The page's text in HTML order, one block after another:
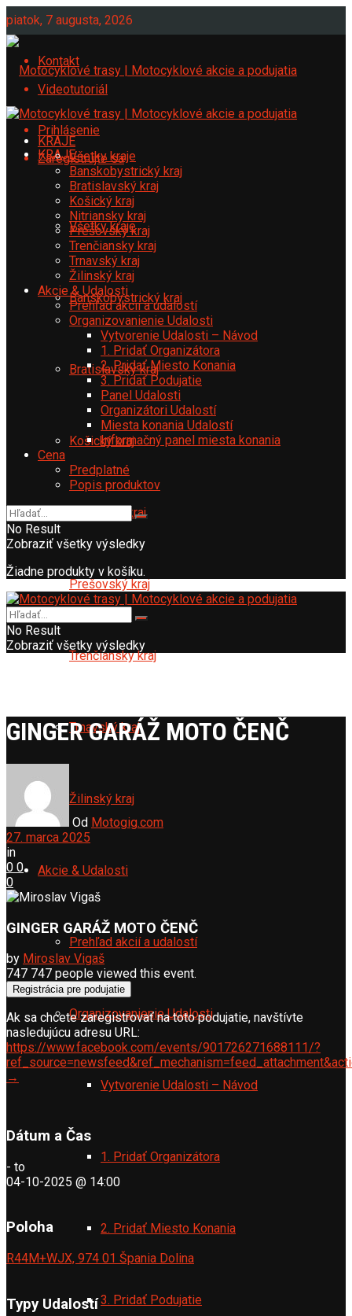
piatok, 7 augusta, 2026
Kontakt
Videotutoriál
Prihlásenie
Zaregistrujte sa
KRAJE
Všetky kraje
Banskobystrický kraj
Bratislavský kraj
Košický kraj
Nitriansky kraj
Prešovský kraj
Trenčiansky kraj
Trnavský kraj
Žilinský kraj
Akcie & Udalosti
Prehľad akcií a udalostí
Organizovanienie Udalosti
Vytvorenie Udalosti – Návod
1. Pridať Organizátora
2. Pridať Miesto Konania
3. Pridať Podujatie
KRAJE
Všetky kraje
Banskobystrický kraj
Bratislavský kraj
Košický kraj
Nitriansky kraj
Prešovský kraj
Trenčiansky kraj
Trnavský kraj
Žilinský kraj
Akcie & Udalosti
Prehľad akcií a udalostí
Organizovanienie Udalosti
Vytvorenie Udalosti – Návod
1. Pridať Organizátora
2. Pridať Miesto Konania
3. Pridať Podujatie
Panel Udalosti
Organizátori Udalostí
Miesta konania Udalostí
Informačný panel miesta konania
Cena
Predplatné
Popis produktov
No Result
Zobraziť všetky výsledky
Žiadne produkty v košíku.
No Result
Zobraziť všetky výsledky
GINGER GARÁŽ MOTO ČENČ
Od Motogig.com
27. marca 2025
in
0 0
0
GINGER GARÁŽ MOTO ČENČ
by Miroslav Vigaš
747 747 people viewed this event.
Registrácia pre podujatie
Ak sa chcete zaregistrovať na toto podujatie, navštívte
nasledujúcu adresu URL:
https://www.facebook.com/events/901726271688111/?
→
Dátum a Čas
- to
04-10-2025 @ 14:00
Poloha
R44M+WJX, 974 01 Špania Dolina
Typy Udalostí